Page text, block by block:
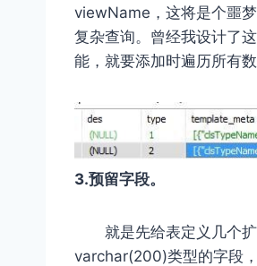
viewName，这将是个噩
复杂查询。曾经我设计了
能，就要添加时遍历所有
3.预留字段。
就是先给表定义几个
varchar(200)类型的字段